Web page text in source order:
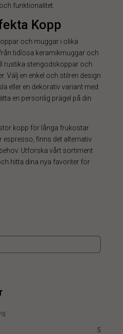
funktionalitet.
Kopp
och muggar i olika
tidlösa keramikmuggar och
rustika stengodskoppar och
Välj en enkel och stilren design
eller en dekorativ variant med
en personlig prägel på din
kopp för långa frukostar
espresso, finns det alternativ
Utforska vårt sortiment
hitta dina nya favoriter för
5